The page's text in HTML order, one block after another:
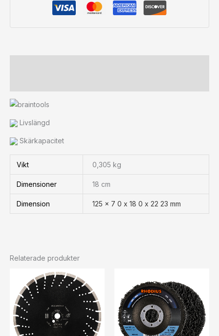
Livslängd
Skärkapacitet
Vikt 0,305 kg
Dimensioner 18 cm
Dimension 125 x 7 0 x 18 0 x 22 23 mm
Relaterade produkter
till
158 kr198 kr